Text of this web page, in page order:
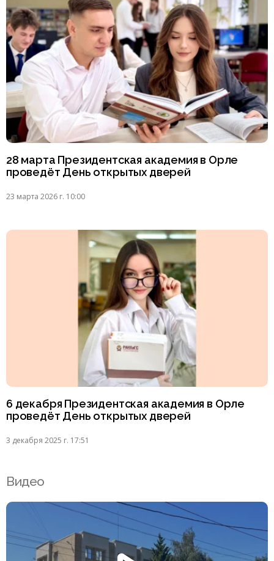
28 марта Президентская академия в Орле
проведёт День открытых дверей
23 марта 2026 г. 10:00
6 декабря Президентская академия в Орле
проведёт День открытых дверей
3 декабря 2025 г. 17:51
Видео